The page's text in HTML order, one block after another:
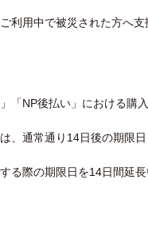
利用中で被災された方へ支
「NP後払い」における購
、通常通り14日後の期限日
る際の期限日を14日間延長